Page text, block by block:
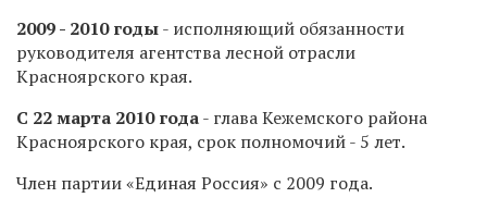
2009 - 2010 годы- исполняющий обязанности
руководителя агентства лесной отрасли
Красноярского края.
С 22 марта 2010 года- глава Кежемского района
Красноярского края, срок полномочий - 5 лет.
Член партии «Единая Россия» с 2009 года.